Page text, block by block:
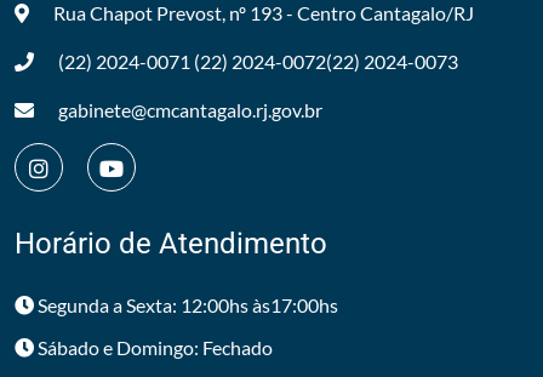
Rua Chapot Prevost, nº 193 - CentroCantagalo/RJ
(22) 2024-0071 (22) 2024-0072(22) 2024-0073
gabinete@cmcantagalo.rj.gov.br
Horário de Atendimento
Segunda a Sexta: 12:00hs às17:00hs
Sábado e Domingo: Fechado